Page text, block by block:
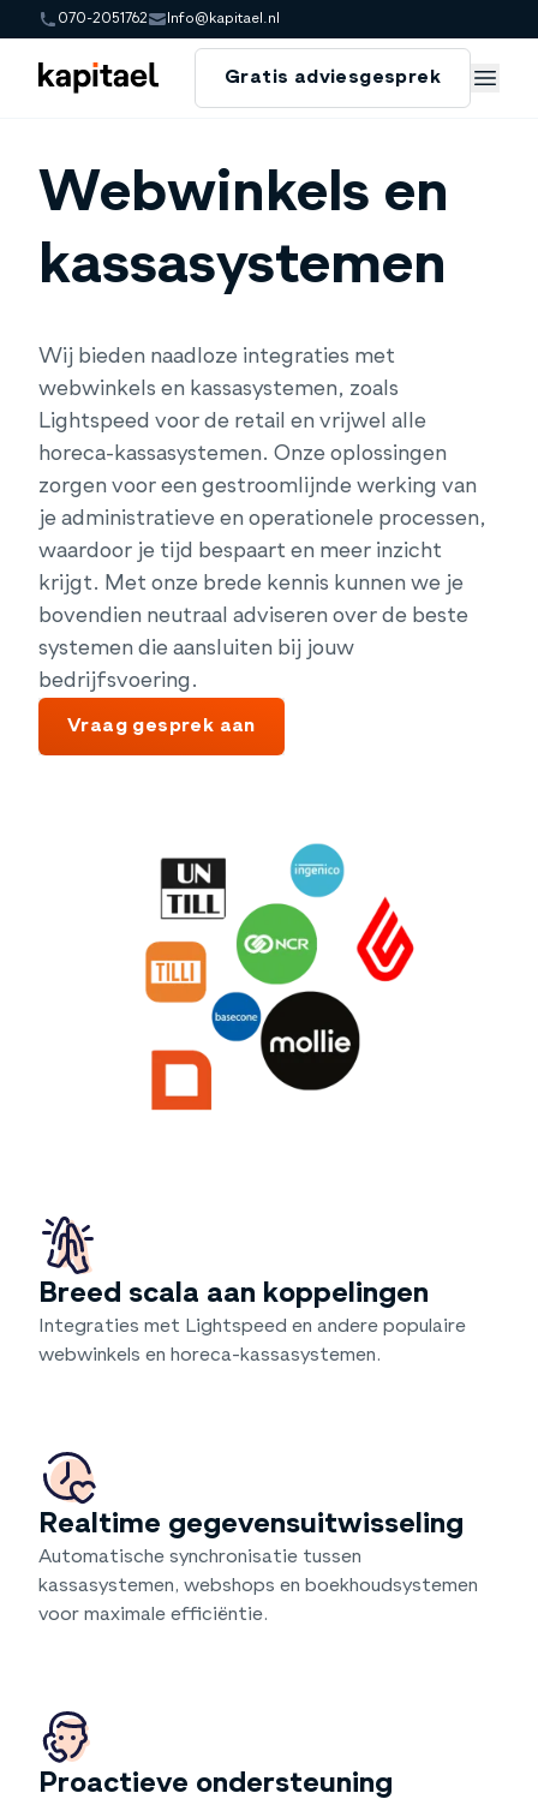
070-2051762 Info@kapitael.nl
Gratis adviesgesprek
Gratis adviesgesprek
Boekhoudkoppelingen/Webwinkels en kassasystemen
Webwinkels en
kassasystemen
Wij bieden naadloze integraties met
webwinkels en kassasystemen, zoals
Lightspeed voor de retail en vrijwel alle
horeca-kassasystemen. Onze oplossingen
zorgen voor een gestroomlijnde werking van
je administratieve en operationele processen,
waardoor je tijd bespaart en meer inzicht
krijgt. Met onze brede kennis kunnen we je
bovendien neutraal adviseren over de beste
systemen die aansluiten bij jouw
bedrijfsvoering.
Vraag gesprek aan
Breed scala aan koppelingen
Integraties met Lightspeed en andere populaire
webwinkels en horeca-kassasystemen.
Realtime gegevensuitwisseling
Automatische synchronisatie tussen
kassasystemen, webshops en boekhoudsystemen
voor maximale efficiëntie.
Proactieve ondersteuning